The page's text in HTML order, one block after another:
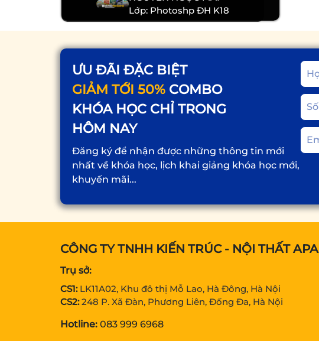
Lớp: Photoshp ĐH K18
ƯU ĐÃI ĐẶC BIỆT
GIẢM TỚI 50% COMBO
KHÓA HỌC CHỈ TRONG
HÔM NAY
Đăng ký để nhận được những thông tin mới
nhất về khóa học, lịch khai giảng khóa học mới,
khuyến mãi...
CÔNG TY TNHH KIẾN TRÚC - NỘI THẤT APA
Trụ sở:
CS1: LK11A02, Khu đô thị Mỗ Lao, Hà Đông, Hà Nội
CS2: 248 P. Xã Đàn, Phương Liên, Đống Đa, Hà Nội
Hotline: 083 999 6968